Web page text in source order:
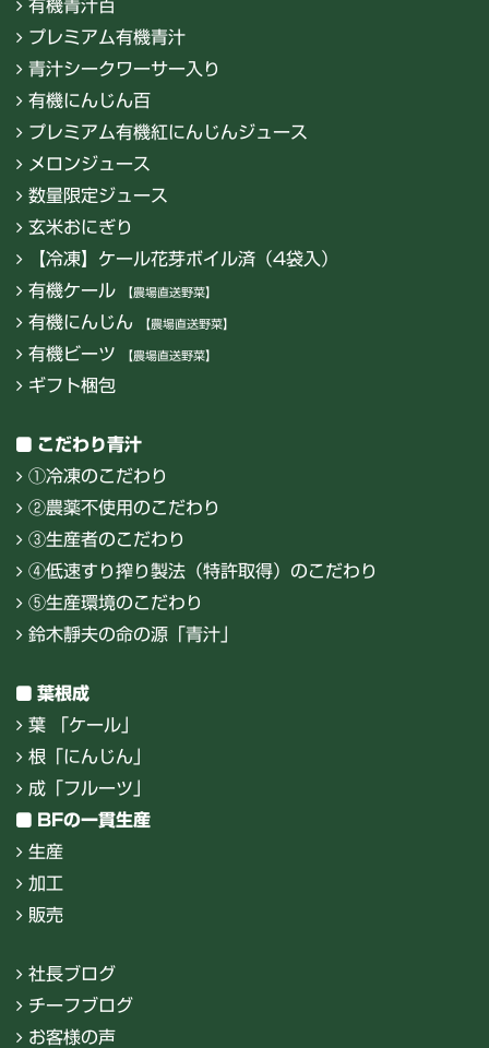
有機青汁百
プレミアム有機青汁
青汁シークワーサー入り
有機にんじん百
プレミアム有機紅にんじんジュース
メロンジュース
数量限定ジュース
玄米おにぎり
【冷凍】ケール花芽ボイル済（4袋入）
有機ケール
【農場直送野菜】
有機にんじん 【農場直送野菜】
有機ビーツ 【農場直送野菜】
ギフト梱包
こだわり青汁
①冷凍のこだわり
②農薬不使用のこだわり
③生産者のこだわり
④低速すり搾り製法（特許取得）のこだわり
⑤生産環境のこだわり
鈴木靜夫の命の源「青汁」
葉根成
葉 「ケール」
根「にんじん」
成「フルーツ」
BFの一貫生産
生産
加工
販売
社長ブログ
チーフブログ
お客様の声